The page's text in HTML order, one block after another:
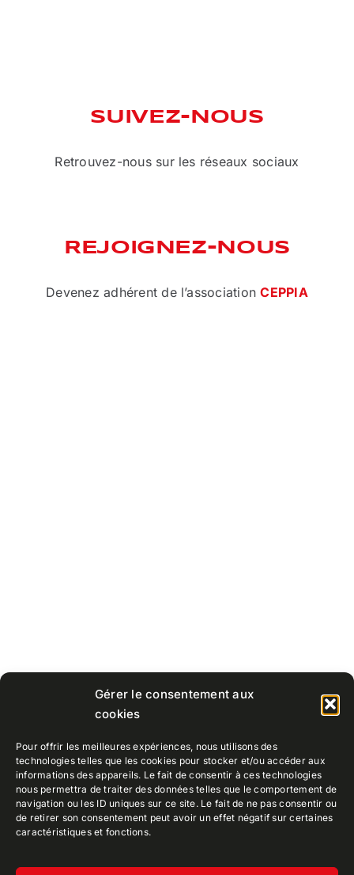
Gérer le consentement aux
cookies
Pour offrir les meilleures expériences, nous utilisons des
technologies telles que les cookies pour stocker et/ou accéder aux
informations des appareils. Le fait de consentir à ces technologies
nous permettra de traiter des données telles que le comportement de
navigation ou les ID uniques sur ce site. Le fait de ne pas consentir ou
de retirer son consentement peut avoir un effet négatif sur certaines
caractéristiques et fonctions.
SUIVEZ-NOUS
Retrouvez-nous sur les réseaux sociaux
REJOIGNEZ-NOUS
Devenez adhérent de l’associationCEPPIA